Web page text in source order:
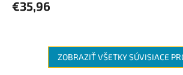
€35,96
ZOBRAZIŤ VŠETKY SÚVISIACE